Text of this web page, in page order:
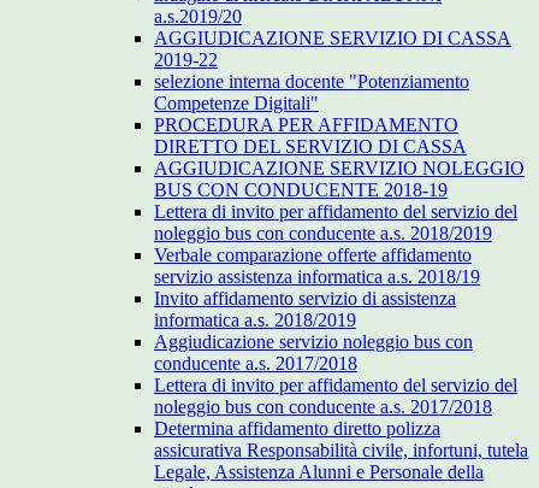
a.s.2019/20
AGGIUDICAZIONE SERVIZIO DI CASSA
2019-22
selezione interna docente "Potenziamento
Competenze Digitali"
PROCEDURA PER AFFIDAMENTO
DIRETTO DEL SERVIZIO DI CASSA
AGGIUDICAZIONE SERVIZIO NOLEGGIO
BUS CON CONDUCENTE 2018-19
Lettera di invito per affidamento del servizio del
noleggio bus con conducente a.s. 2018/2019
Verbale comparazione offerte affidamento
servizio assistenza informatica a.s. 2018/19
Invito affidamento servizio di assistenza
informatica a.s. 2018/2019
Aggiudicazione servizio noleggio bus con
conducente a.s. 2017/2018
Lettera di invito per affidamento del servizio del
noleggio bus con conducente a.s. 2017/2018
Determina affidamento diretto polizza
assicurativa Responsabilità civile, infortuni, tutela
Legale, Assistenza Alunni e Personale della